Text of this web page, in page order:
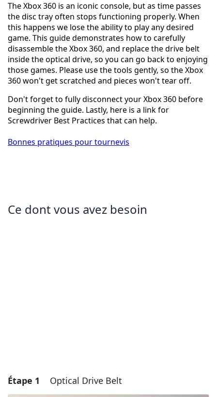
The Xbox 360 is an iconic console, but as time passes
the disc tray often stops functioning properly. When
this happens we lose the ability to play any desired
game. This guide demonstrates how to carefully
disassemble the Xbox 360, and replace the drive belt
inside the optical drive, so you can go back to enjoying
those games. Please use the tools gently, so the Xbox
360 won't get scratched and pieces won't tear off.
Don't forget to fully disconnect your Xbox 360 before
beginning the guide. Lastly, here is a link for
Screwdriver Best Practices that can help.
Bonnes pratiques pour tournevis
Ce dont vous avez besoin
Étape 1 Optical Drive Belt